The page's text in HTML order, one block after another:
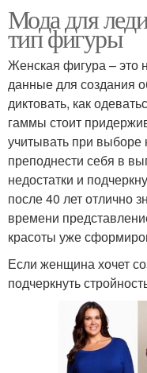
Мода для
тип фигуры
Женская фигура – это
данные для создания
диктовать, как
гаммы стоит
учитывать при выборе
преподнести себя в
недостатки и
после 40 лет отлично
времени
красоты уже
Если женщина хочет
подчеркнуть